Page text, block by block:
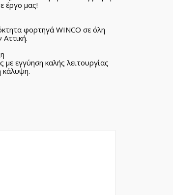
έργο μας!
φορτηγά WINCO σε όλη
με εγγύηση καλής λειτουργίας
κάλυψη.